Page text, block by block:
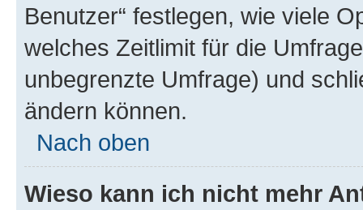
Benutzer“ festlegen, wie viele
welches Zeitlimit für die
unbegrenzte Umfrage) und
ändern können.
Nach oben
Wieso kann ich nicht mehr